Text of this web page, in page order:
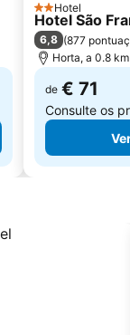
2 Estrelas
Hotel
Hotel São
6,8 (877
Horta, a 0.8
de € 71
Consulte os